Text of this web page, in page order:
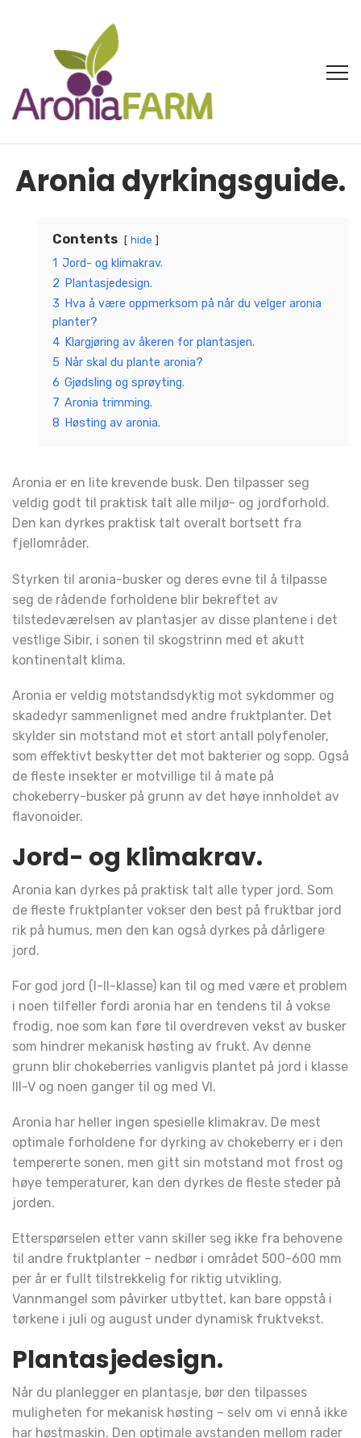
Aronia dyrkingsguide.
Contents hide
1 Jord- og klimakrav.
2 Plantasjedesign.
3 Hva å være oppmerksom på når du velger aronia
planter?
4 Klargjøring av åkeren for plantasjen.
5 Når skal du plante aronia?
6 Gjødsling og sprøyting.
7 Aronia trimming.
8 Høsting av aronia.
Aronia er en lite krevende busk. Den tilpasser seg
veldig godt til praktisk talt alle miljø- og jordforhold.
Den kan dyrkes praktisk talt overalt bortsett fra
fjellområder.
Styrken til aronia-busker og deres evne til å tilpasse
seg de rådende forholdene blir bekreftet av
tilstedeværelsen av plantasjer av disse plantene i det
vestlige Sibir, i sonen til skogstrinn med et akutt
kontinentalt klima.
Aronia er veldig motstandsdyktig mot sykdommer og
skadedyr sammenlignet med andre fruktplanter. Det
skylder sin motstand mot et stort antall polyfenoler,
som effektivt beskytter det mot bakterier og sopp. Også
de fleste insekter er motvillige til å mate på
chokeberry-busker på grunn av det høye innholdet av
flavonoider.
Jord- og klimakrav.
Aronia kan dyrkes på praktisk talt alle typer jord. Som
de fleste fruktplanter vokser den best på fruktbar jord
rik på humus, men den kan også dyrkes på dårligere
jord.
For god jord (I-II-klasse) kan til og med være et problem
i noen tilfeller fordi aronia har en tendens til å vokse
frodig, noe som kan føre til overdreven vekst av busker
som hindrer mekanisk høsting av frukt. Av denne
grunn blir chokeberries vanligvis plantet på jord i klasse
III-V og noen ganger til og med VI.
Aronia har heller ingen spesielle klimakrav. De mest
optimale forholdene for dyrking av chokeberry er i den
tempererte sonen, men gitt sin motstand mot frost og
høye temperaturer, kan den dyrkes de fleste steder på
jorden.
Etterspørselen etter vann skiller seg ikke fra behovene
til andre fruktplanter – nedbør i området 500-600 mm
per år er fullt tilstrekkelig for riktig utvikling.
Vannmangel som påvirker utbyttet, kan bare oppstå i
tørkene i juli og august under dynamisk fruktvekst.
Plantasjedesign.
Når du planlegger en plantasje, bør den tilpasses
muligheten for mekanisk høsting – selv om vi ennå ikke
har høstmaskin. Den optimale avstanden mellom rader